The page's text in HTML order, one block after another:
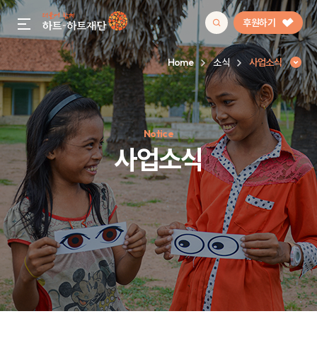
gnb menu open 후원하기
인기 키워드
#정기후원#하트플레이스#캠페인#팬덤후원
Home 소식 사업소식
Notice
사업소식
사업소식